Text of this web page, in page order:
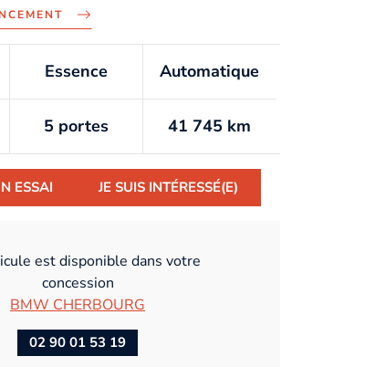
Essence Automatique
5 portes 41 745 km
ESSAI JE SUIS INTÉRESSÉ(E)
est disponible dans votre
concession
BMW CHERBOURG
02 90 01 53 19